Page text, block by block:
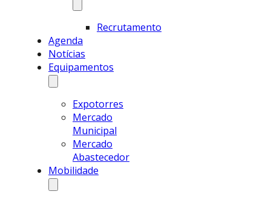
Recrutamento
Agenda
Notícias
Equipamentos
Expotorres
Mercado
Municipal
Mercado
Abastecedor
Mobilidade